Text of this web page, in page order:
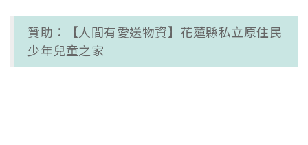
贊助：【人間有愛送物資】花蓮縣私立原住民
少年兒童之家